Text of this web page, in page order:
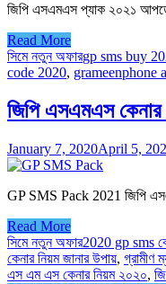
জিপি এসএমএস প্যাক ২০২১
Read More
সিমে নতুন ‍অফারgp sms buy
code 2020, grameenphone
জিপি এসএমএস
January 7, 2020April 5,
GP SMS Pack 2021 জিপি
Read More
সিমে নতুন ‍অফার2020 gp sms
কেনার নিয়ম জানার উপায়, গ্রামীণ
এস এম এস কেনার নিয়ম ২০২০,